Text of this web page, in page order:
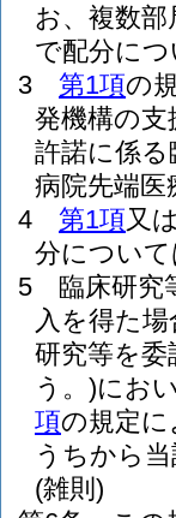
お、複数
で配分に
3
第1項の
発機構の
許諾に係る
病院先端医
4
第1項又
分につい
5
臨床研究
入を得た
研究等を
う。)にお
項の規定に
うちから
(雑則)